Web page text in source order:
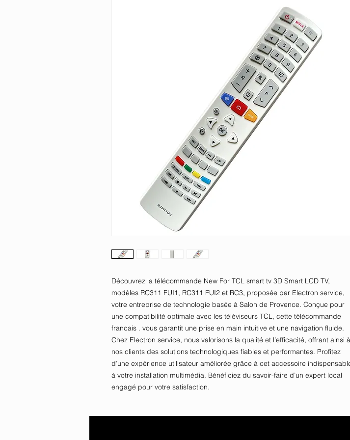
Découvrez la télécommande New For TCL smart tv 3D Smart LCD TV,
modèles RC311 FUI1, RC311 FUI2 et RC3, proposée par Electron service,
votre entreprise de technologie basée à Salon de Provence. Conçue pour
une compatibilité optimale avec les téléviseurs TCL, cette télécommande
francais . vous garantit une prise en main intuitive et une navigation fluide.
Chez Electron service, nous valorisons la qualité et l’efficacité, offrant ainsi à
nos clients des solutions technologiques fiables et performantes. Profitez
d’une expérience utilisateur améliorée grâce à cet accessoire
à votre installation multimédia. Bénéficiez du savoir-faire d’un expert local
engagé pour votre satisfaction.